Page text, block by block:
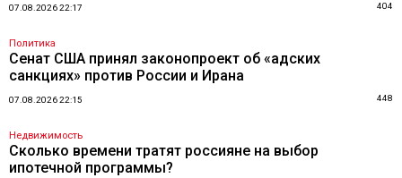
07.08.2026 22:17 404
Политика
Сенат США принял законопроект об «адских
санкциях» против России и Ирана
07.08.2026 22:15 448
Недвижимость
Сколько времени тратят россияне на выбор
ипотечной программы?